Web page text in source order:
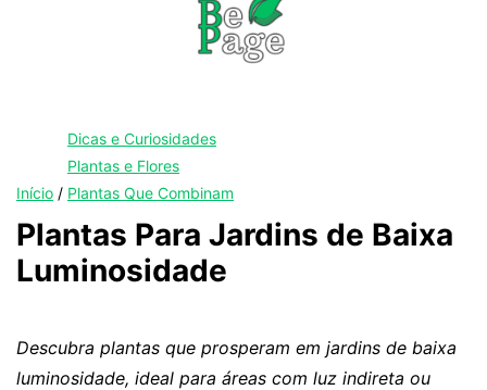
Início /
Dicas e Curiosidades
Plantas e Flores
Plantas Que Combinam
Plantas Para Jardins de Baixa
Luminosidade
Descubra plantas que prosperam em jardins de baixa
luminosidade, ideal para áreas com luz indireta ou